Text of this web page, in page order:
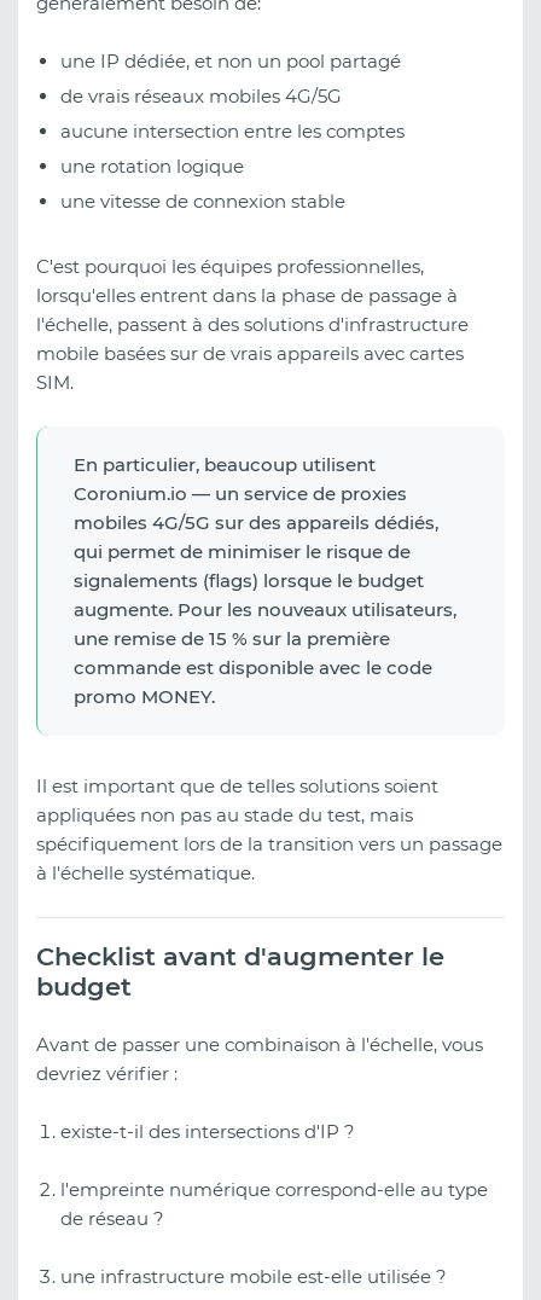
une IP dédiée, et non un pool partagé
de vrais réseaux mobiles 4G/5G
aucune intersection entre les comptes
une rotation logique
une vitesse de connexion stable
C'est pourquoi les équipes professionnelles,
lorsqu'elles entrent dans la phase de passage à
l'échelle, passent à des solutions d'infrastructure
mobile basées sur de vrais appareils avec cartes
SIM.
En particulier, beaucoup utilisent
Coronium.io — un service de proxies
mobiles 4G/5G sur des appareils dédiés,
qui permet de minimiser le risque de
signalements (flags) lorsque le budget
augmente. Pour les nouveaux utilisateurs,
une remise de 15 % sur la première
commande est disponible avec le code
promo MONEY.
Il est important que de telles solutions soient
appliquées non pas au stade du test, mais
spécifiquement lors de la transition vers un passage
à l'échelle systématique.
Checklist avant d'augmenter le
budget
Avant de passer une combinaison à l'échelle, vous
devriez vérifier :
existe-t-il des intersections d'IP ?
l'empreinte numérique correspond-elle au type
de réseau ?
une infrastructure mobile est-elle utilisée ?